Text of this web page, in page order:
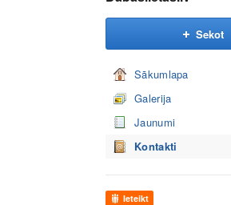
Sekot
Sākumlapa
Galerija
Jaunumi
Kontakti
Ieteikt